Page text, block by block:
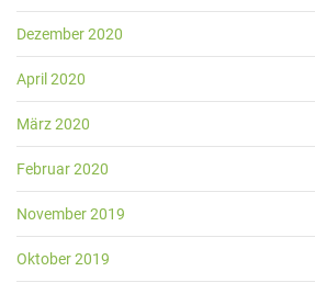
Dezember 2020
April 2020
März 2020
Februar 2020
November 2019
Oktober 2019